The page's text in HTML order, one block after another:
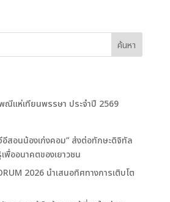
ค้นหา
ณีแห่เทียนพรรษา ประจำปี 2569
อีสอนน้องเก่งคอม” ส่งต่อทักษะดิจิทัล
พื่ออนาคตของเยาวชน
2026 นำเสนอทิศทางการเติบโต